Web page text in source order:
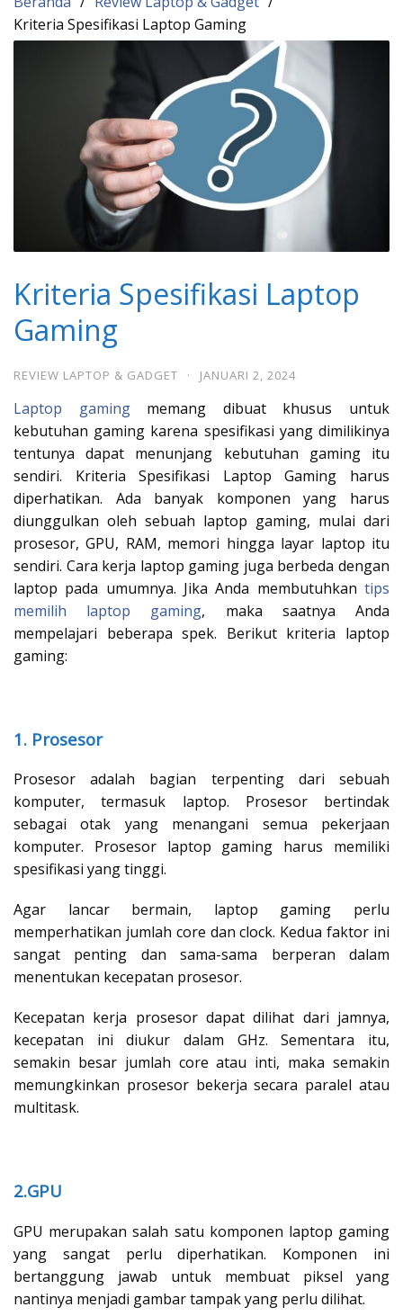
Kriteria Spesifikasi Laptop Gaming
Kriteria Spesifikasi Laptop
Gaming
REVIEW LAPTOP & GADGET · JANUARI 2, 2024
Laptop gamingmemang dibuat khusus untuk
kebutuhan gaming karena spesifikasi yang dimilikinya
tentunya dapat menunjang kebutuhan gaming itu
sendiri. Kriteria Spesifikasi Laptop Gaming harus
diperhatikan. Ada banyak komponen yang harus
diunggulkan oleh sebuah laptop gaming, mulai dari
prosesor, GPU, RAM, memori hingga layar laptop itu
sendiri. Cara kerja laptop gaming juga berbeda dengan
laptop pada umumnya. Jika Anda membutuhkan tips
memilih laptop gaming, maka saatnya Anda
mempelajari beberapa spek. Berikut kriteria laptop
gaming:
1. Prosesor
Prosesor adalah bagian terpenting dari sebuah
komputer, termasuk laptop. Prosesor bertindak
sebagai otak yang menangani semua pekerjaan
komputer. Prosesor laptop gaming harus memiliki
spesifikasi yang tinggi.
Agar lancar bermain, laptop gaming perlu
memperhatikan jumlah core dan clock. Kedua faktor ini
sangat penting dan sama-sama berperan dalam
menentukan kecepatan prosesor.
Kecepatan kerja prosesor dapat dilihat dari jamnya,
kecepatan ini diukur dalam GHz. Sementara itu,
semakin besar jumlah core atau inti, maka semakin
memungkinkan prosesor bekerja secara paralel atau
multitask.
2.GPU
GPU merupakan salah satu komponen laptop gaming
yang sangat perlu diperhatikan. Komponen ini
bertanggung jawab untuk membuat piksel yang
nantinya menjadi gambar tampak yang perlu dilihat.